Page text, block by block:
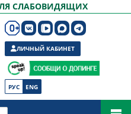
СЛАБОВИДЯЩИХ
РУС ENG
ЛИЧНЫЙ КАБИНЕТ